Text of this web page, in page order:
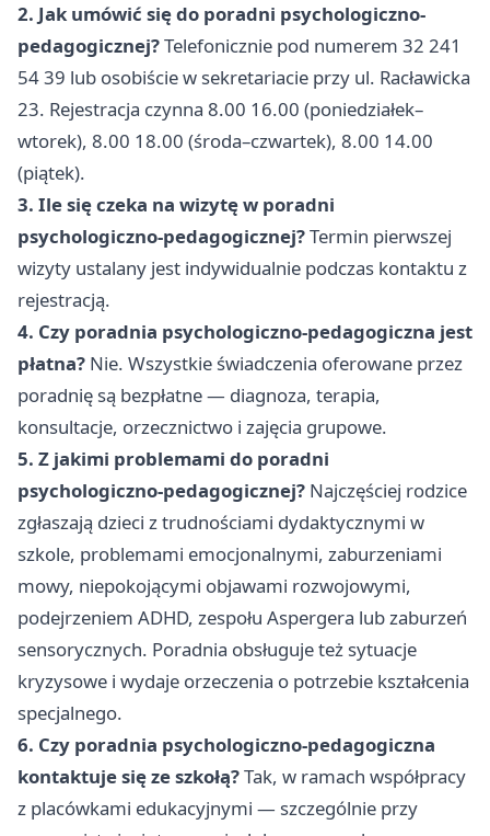
2. Jak umówić się do poradni psychologiczno-
pedagogicznej?Telefonicznie pod numerem 32 241
54 39 lub osobiście w sekretariacie przy ul. Racławicka
23. Rejestracja czynna 8.00 16.00 (poniedziałek–
wtorek), 8.00 18.00 (środa–czwartek), 8.00 14.00
(piątek).
3. Ile się czeka na wizytę w poradni
psychologiczno-pedagogicznej?Termin pierwszej
wizyty ustalany jest indywidualnie podczas kontaktu z
rejestracją.
4. Czy poradnia psychologiczno-pedagogiczna jest
płatna? Nie. Wszystkie świadczenia oferowane przez
poradnię są bezpłatne — diagnoza, terapia,
konsultacje, orzecznictwo i zajęcia grupowe.
5. Z jakimi problemami do poradni
psychologiczno-pedagogicznej? Najczęściej rodzice
zgłaszają dzieci z trudnościami dydaktycznymi w
szkole, problemami emocjonalnymi, zaburzeniami
mowy, niepokojącymi objawami rozwojowymi,
podejrzeniem ADHD, zespołu Aspergera lub zaburzeń
sensorycznych. Poradnia obsługuje też sytuacje
kryzysowe i wydaje orzeczenia o potrzebie kształcenia
specjalnego.
6. Czy poradnia psychologiczno-pedagogiczna
kontaktuje się ze szkołą?Tak, w ramach współpracy
z placówkami edukacyjnymi — szczególnie przy